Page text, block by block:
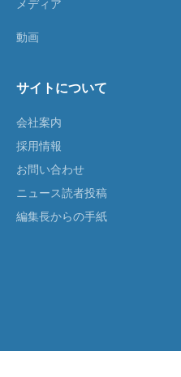
メディア
動画
サイトについて
会社案内
採用情報
お問い合わせ
ニュース読者投稿
編集長からの手紙